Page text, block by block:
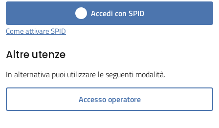
Servizi
line
Prenotazioni
Accedi con SPID
Come attivare SPID
Altre utenze
In alternativa puoi utilizzare le seguenti modalità.
Accesso operatore